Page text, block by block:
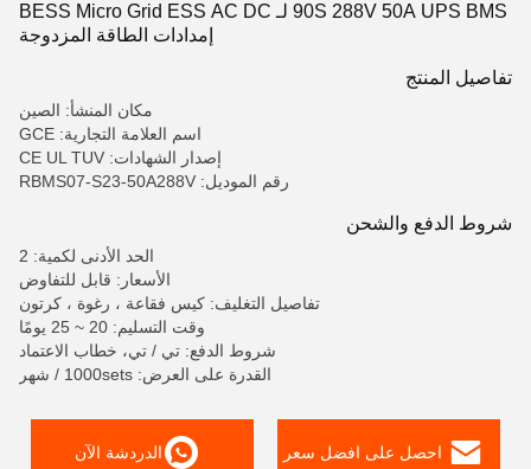
90S 288V 50A UPS BMS لـ BESS Micro Grid ESS AC DC
إمدادات الطاقة المزدوجة
تفاصيل المنتج
مكان المنشأ: الصين
اسم العلامة التجارية: GCE
إصدار الشهادات: CE UL TUV
رقم الموديل: RBMS07-S23-50A288V
شروط الدفع والشحن
الحد الأدنى لكمية: 2
الأسعار: قابل للتفاوض
تفاصيل التغليف: كيس فقاعة ، رغوة ، كرتون
وقت التسليم: 20 ~ 25 يومًا
شروط الدفع: تي / تي، خطاب الاعتماد
القدرة على العرض: 1000sets / شهر
احصل على افضل سعر الدردشة الآن